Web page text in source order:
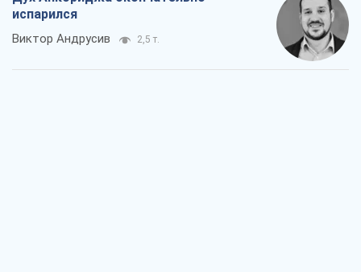
испарился
Виктор Андрусив 2,5 т.